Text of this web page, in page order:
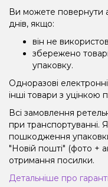
Ви можете повернути
днів, якщо:
він не
збережено
упаковку.
Одноразові
інші товари з уцінкою
Всі замовлення
при транспортуванні.
пошкодження
"Новій пошті" (фото +
отримання посилки.
Детальніше про